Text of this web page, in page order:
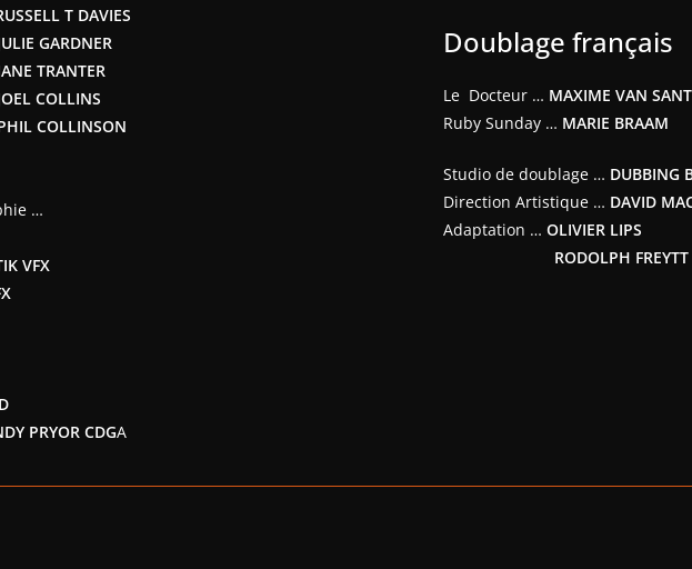
T DAVIES
…
VFX
PRYOR CDGA
Doublage français
Le Docteur … MAXIME VAN
Ruby Sunday … MARIE BRAAM
Studio de doublage … DUBBING
Direction Artistique … DAVID
Adaptation … OLIVIER LIPS
RODOLPH FREYTT